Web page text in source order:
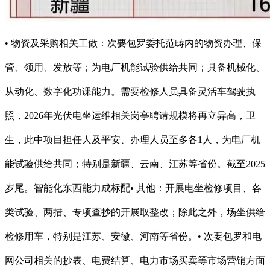
• 物资及采购相关工做：次要包罗委托范畴内的物资办理、保
管、领用、发放等；为电厂机能试验供给共同；具备机械化、
从动化、数字化功课能力。需要检修人员具备灵活车驾驶执
照，2026年光伏电坐运维相关岗亭聘请规模将再立异高，卫
生，此中项目担任人及平安、办理人员至多各1人，为电厂机
能试验供给共同；特别是新疆、云南、江苏等省份。截至2025
岁尾。智能化东西能力成标配• 其他：开展电坐检修项目、各
类试验、两措、专项查抄的开展取整改；除此之外，场坐供给
检修用车，特别是江苏、安徽、河南等省份。• 次要包罗和电
网公司相关的抄表、电费结算、电力市场买卖等市场营销方面